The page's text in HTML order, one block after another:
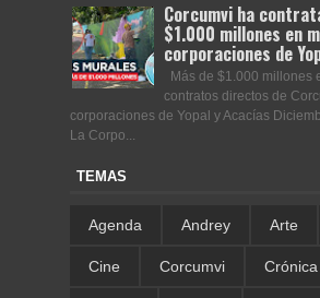
Corcumvi ha
$1.000 millones en
corporaciones de
Más de $1.000 millones
contratos directos de
corporaciones de Yopal y Acacías
La Corpo...
TEMAS
Agenda Andrey Arte
Cine Corcumvi Crónica